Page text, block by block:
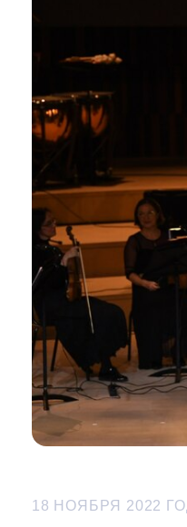
18 НОЯБРЯ 2022